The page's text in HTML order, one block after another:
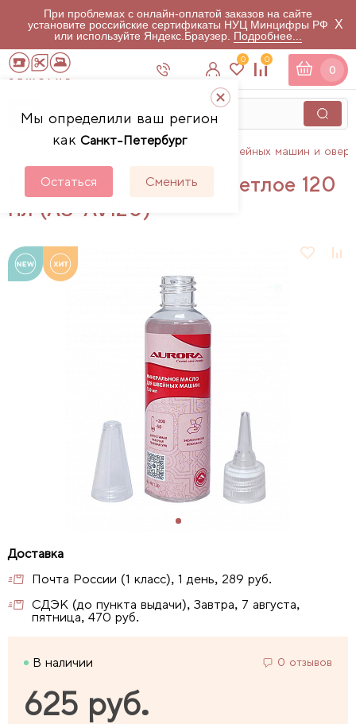
При проблемах с онлайн-оплатой заказов на сайте
установите российские сертификаты НУЦ Минцифры РФ
или используйте Яндекс.Браузер. Подробнее...
X
Мы определили ваш регион
как Санкт-Петербург
Остаться Сменить
0 0
0
Аксессуары для швейных машин и
Масло минеральное светлое 120
мл (AU-AV120)
Почта России (1 класс), 1 день, 289 руб.
СДЭК (до пункта выдачи), Завтра, 7 августа,
пятница, 470 руб.
В наличии 0 отзывов
625 руб.